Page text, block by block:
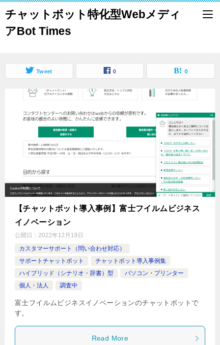
チャットボット特化型Webメディ
アBot Times
Tweet 0 0
【チャットボット導入事例】富士フイルムビジネス
イノベーション
公開日： 2022年12月19日
カスタマーサポート（問い合わせ対応）
サポートチャットボット
チャットボット導入事例集
ハイブリッド（シナリオ・辞書）型
パソコン・プリンター
個人・法人
調査中
富士フイルムビジネスイノベーションのチャットボットで
す。
Read More